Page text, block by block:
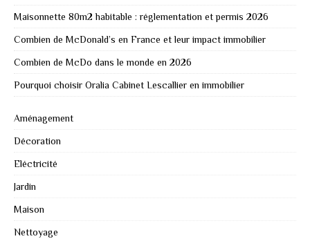
Maisonnette 80m2 habitable : réglementation et permis 2026
Combien de McDonald’s en France et leur impact immobilier
Combien de McDo dans le monde en 2026
Pourquoi choisir Oralia Cabinet Lescallier en immobilier
Aménagement
Décoration
Eléctricité
Jardin
Maison
Nettoyage